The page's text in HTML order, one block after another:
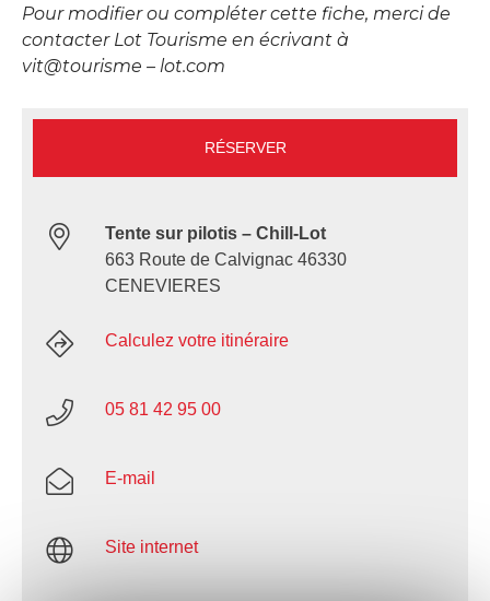
Pour modifier ou compléter cette fiche, merci de
contacter Lot Tourisme en écrivant à
vit@tourisme – lot.com
RÉSERVER
Tente sur pilotis – Chill-Lot
663 Route de Calvignac 46330
CENEVIERES
Calculez votre itinéraire
05 81 42 95 00
E-mail
Site internet